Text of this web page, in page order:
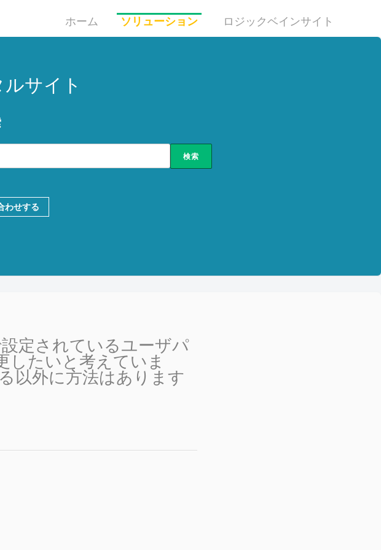
ホーム ソリューション ロジックベインサイト
サイト
わせする
定されているユーザパ
したいと考えていま
以外に方法はあります